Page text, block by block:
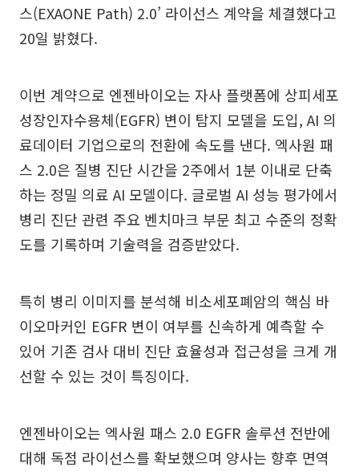
스(EXAONE Path) 2.0’ 라이선스 계약을 체결했다고
20일 밝혔다.
이번 계약으로 엔젠바이오는 자사 플랫폼에 상피세포
성장인자수용체(EGFR) 변이 탐지 모델을 도입, AI 의
료데이터 기업으로의 전환에 속도를 낸다. 엑사원 패
스 2.0은 질병 진단 시간을 2주에서 1분 이내로 단축
하는 정밀 의료 AI 모델이다. 글로벌 AI 성능 평가에서
병리 진단 관련 주요 벤치마크 부문 최고 수준의 정확
도를 기록하며 기술력을 검증받았다.
특히 병리 이미지를 분석해 비소세포폐암의 핵심 바
이오마커인 EGFR 변이 여부를 신속하게 예측할 수
있어 기존 검사 대비 진단 효율성과 접근성을 크게 개
선할 수 있는 것이 특징이다.
엔젠바이오는 엑사원 패스 2.0 EGFR 솔루션 전반에
대해 독점 라이선스를 확보했으며 양사는 향후 면역